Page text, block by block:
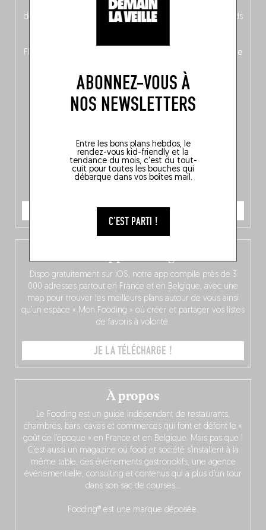
ABONNEZ-VOUS À
NOS NEWSLETTERS
Entre les bons plans hebdos, le
rendez-vous kid-friendly et la
tendance du mois, c'est du tout-
cuit pour toutes les bouches qui
débarque dans vos boîtes mail.
C'EST PARTI !
néerlandais côté face – à moins que ne soit l’inverse ?),
découvrez
une partie mag « Nord-Zuid »
qui met les pieds
Flandre, à Bruxelles et en Wallonie, ainsi qu’
un palmarès de
JE COMMANDE
À propos
Le Fooding est un guide indépendant de restaurants,
chambres, bars, caves et commerces qui font et défont le «
goût de l’époque » en France et en Belgique. Mais pas que !
C’est aussi un magazine où food et société s’installent à la
même table, des événements gastronokifs, une agence
événementielle, consulting et contenus qui a plus d’un tour
dans son sac de courses…
Fooding® est une marque déposée.
Dispo gratuitement sur iOS, notre app compile près de 3
000 adresses partout en France et en Belgique, avec une
map pour trouver les meilleurs plans autour de vous ainsi
qu’un espace « Mon Fooding » où créer et partager vos listes
de favoris à volonté.
JE LA TÉLÉCHARGE !